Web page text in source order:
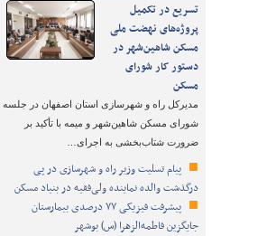
تسریع در تکمیل
پروژه‌های نهضت ملی
مسکن شاهین‌شهر در
دستور کار شورای
مسکن
مدیرکل راه و شهرسازی استان اصفهان در جلسه
شورای مسکن شاهین‌شهر و میمه با تأکید بر
ضرورت شتاب‌بخشی به اجرای…
پیام تسلیت وزیر راه و شهرسازی در پی
درگذشت والده نماینده ولی‌فقیه در بنیاد مسکن
پیشرفت فیزیکی ۷۷ درصدی بیمارستان
جایگزین فاطمه‌الزهرا (س) بوشهر